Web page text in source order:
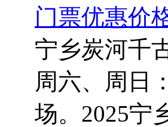
门票优惠价
宁乡炭河千
周六、周日
场。2025宁